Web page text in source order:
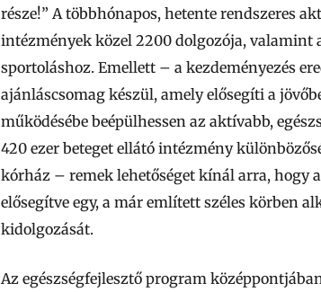
része!” A többhónapos, hetente rendszeres
intézmények közel 2200 dolgozója, valamint
sportoláshoz. Emellett – a kezdeményezés
ajánláscsomag készül, amely elősegíti a
működésébe beépülhessen az aktívabb,
420 ezer beteget ellátó intézmény
kórház – remek lehetőséget kínál arra, hogy
elősegítve egy, a már említett széles körben
kidolgozását.
Az egészségfejlesztő program